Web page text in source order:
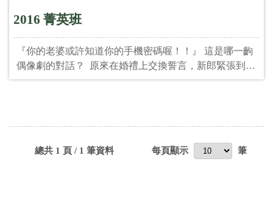
2016 菁英班
『你的老婆或許知道你的手機密碼喔！！』 這是哪一齣
偶像劇的對話？ 原來在婚禮上交換誓言，新郎緊張到忘
記手機密碼時， 婚禮主持人可以這麼幽默的圓場！！
妳也可以。 ========================== ●樂透
好，是還有更好的活動！ 原來，婚禮中的互動遊戲，就
總共 1 頁 / 1 筆資料 每頁顯示 筆